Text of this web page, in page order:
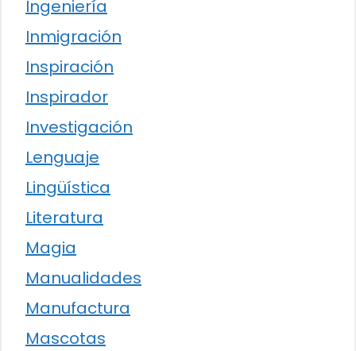
Ingeniería
Inmigración
Inspiración
Inspirador
Investigación
Lenguaje
Lingüística
Literatura
Magia
Manualidades
Manufactura
Mascotas